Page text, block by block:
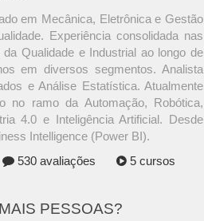
em Mecânica, Eletrônica e Gestão
Experiência consolidada nas
da Qualidade e Industrial ao longo de
em diversos segmentos. Analista
e Análise Estatística. Atualmente
no ramo da Automação, Robótica,
4.0 e Inteligência Artificial. Desde
Intelligence (Power BI).
530 avaliações 5 cursos
PESSOAS?